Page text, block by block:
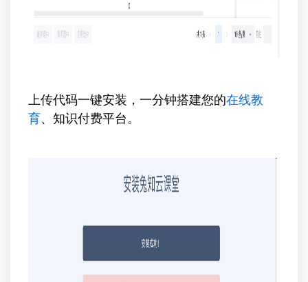
上传代码一键安装，一分钟搭建您的在线教
育、知识付费平台。